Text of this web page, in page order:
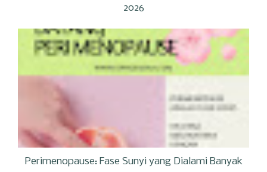
2026
Perimenopause: Fase Sunyi yang Dialami Banyak